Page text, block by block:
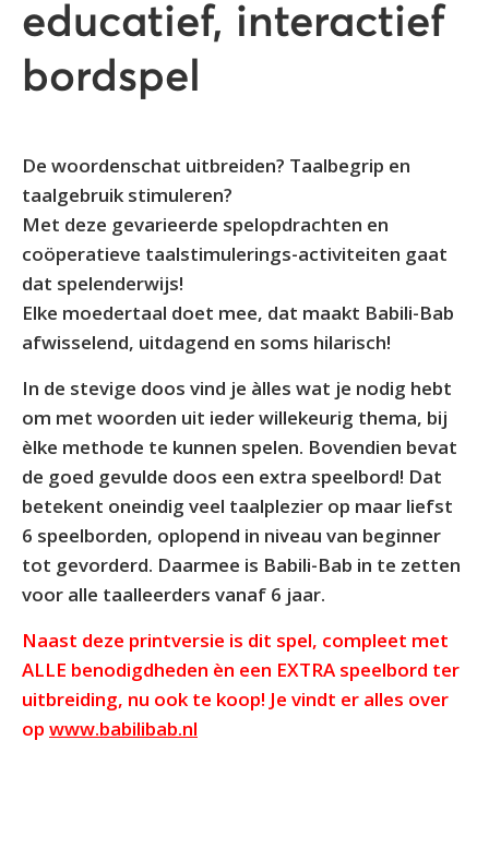
educatief, interactief
bordspel
De woordenschat uitbreiden? Taalbegrip en
taalgebruik stimuleren?
Met deze gevarieerde spelopdrachten en
coöperatieve taalstimulerings-activiteiten gaat
dat spelenderwijs!
Elke moedertaal doet mee, dat maakt Babili-Bab
afwisselend, uitdagend en soms hilarisch!
In de stevige doos vind je àlles wat je nodig hebt
om met woorden uit ieder willekeurig thema, bij
èlke methode te kunnen spelen. Bovendien bevat
de goed gevulde doos een extra speelbord! Dat
betekent oneindig veel taalplezier op maar liefst
6 speelborden, oplopend in niveau van beginner
tot gevorderd. Daarmee is Babili-Bab in te zetten
voor alle taalleerders vanaf 6 jaar.
Naast deze printversie is dit spel, compleet met
ALLE benodigdheden èn een EXTRA speelbord ter
uitbreiding, nu ook te koop! Je vindt er alles over
op www.babilibab.nl